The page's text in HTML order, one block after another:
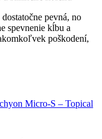
pevná, no
spevnenie kĺbu a
poškodení,
Micro-S – Topical